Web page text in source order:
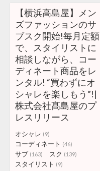
【横浜高島屋】メン
ズファッションのサ
ブスク開始!毎月定額
で、スタイリストに
相談しながら、コー
ディネート商品をレ
ンタル! “買わずにオ
シャレを楽しもう”!|
株式会社髙島屋のプ
レスリリース
オシャレ (9)
コーディネート (46)
サブ (163) スク (139)
スタイリスト (9)